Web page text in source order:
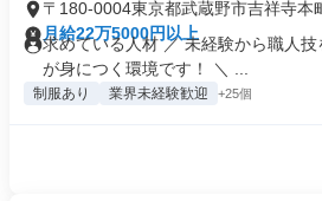
〒180-0004東京都武蔵野市吉祥寺本
月給22万5000円以上
求めている人材 ／ 未経験から職人
が身につく環境です！ ＼ ...
制服あり 業界未経験歓迎 +25個